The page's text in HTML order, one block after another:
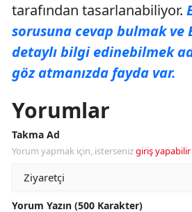
tarafından tasarlanabiliyor.
sorusuna cevap bulmak ve
detaylı bilgi edinebilmek
göz atmanızda fayda var.
Yorumlar
Takma Ad
Yorum yapmak için, istersenizgiriş yapabilir
Yorum Yazın (500 Karakter)